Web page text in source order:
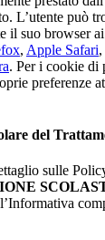
L’utente può
il suo browser
, Apple Safari,
. Per i cookie di
preferenze
del
sulle